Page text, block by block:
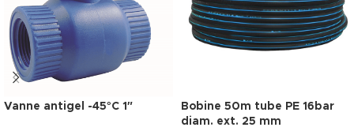
Vanne antigel -45°C 1″
Bobine 50m tube PE 16bar
diam. ext. 25 mm